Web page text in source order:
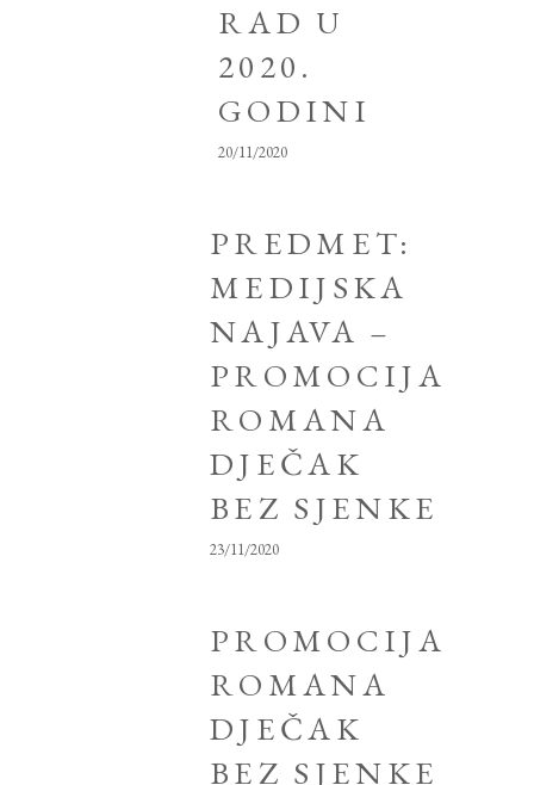
RAD U
2020.
GODINI
20/11/2020
PREDMET:
MEDIJSKA
NAJAVA –
PROMOCIJA
ROMANA
DJEČAK
BEZ SJENKE
23/11/2020
PROMOCIJA
ROMANA
DJEČAK
BEZ SJENKE